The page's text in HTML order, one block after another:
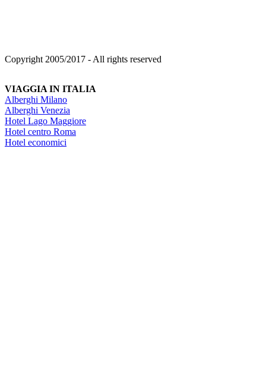
Copyright 2005/2017 - All rights reserved
VIAGGIA IN ITALIA
Alberghi Milano
Alberghi Venezia
Hotel Lago Maggiore
Hotel centro Roma
Hotel economici